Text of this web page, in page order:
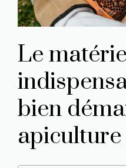
Le
bien
apiculture